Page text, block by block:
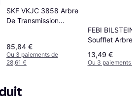
SKF VKJC 3858 Arbre
De Transmission
85,84 €
Ou 3 paiements de
28,61 €
FEBI
Soufflet Arbre
13,49 €
Ou 3 paiements